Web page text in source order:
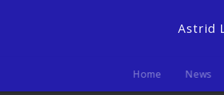
Astrid
Home News